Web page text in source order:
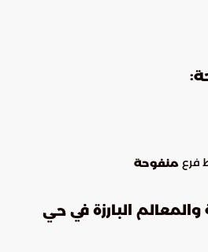
:
فرع منفوحة
البارزة في حي